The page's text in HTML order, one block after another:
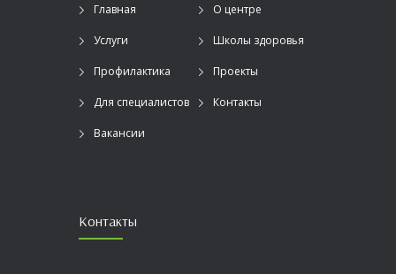
Главная О центре
Услуги Школы здоровья
Профилактика Проекты
Для специалистов Контакты
Вакансии
Контакты